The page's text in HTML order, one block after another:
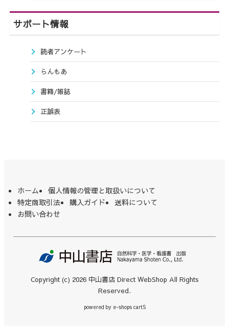
サポート情報
読者アンケート
らんもあ
書籍/雑誌
正誤表
ホーム
個人情報の管理と取扱いについて
特定商取引法
購入ガイド
送料について
お問い合わせ
Copyright (c) 2026 中山書店 Direct WebShop All Rights
Reserved.
powered by e-shops cartS